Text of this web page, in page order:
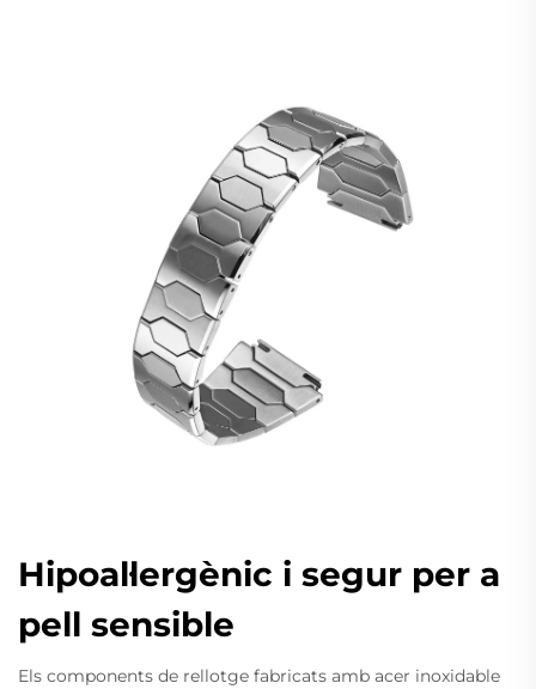
Hipoal·lergènic i segur per a
pell sensible
Els components de rellotge fabricats amb acer inoxidable